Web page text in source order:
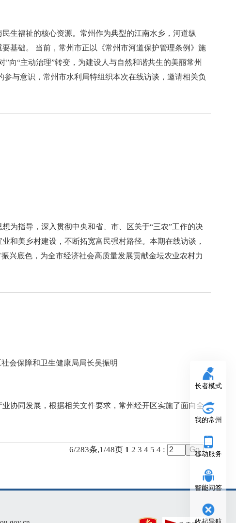
生福祉的核心资源。常州作为典型的江南水乡，河道纵
基础。 当前，常州市正以《常州市河道保护管理条例》施
向“主动治理”转变，为建设人与自然和谐共生的美丽常州
与意识，常州市水利局特组织本次在线访谈，邀请相关负
为指导，深入贯彻中央和省、市、区关于“三农”工作的决
和美乡村建设，不断拓宽富民强村路径。本期在线访谈，
兴底色，为全市经济社会高质量发展贡献金坛农业农村力
会保障和卫生健康局局长吴振明
协同发展，根据相关文件要求，常州经开区实施了面向全
6/283条,1/48页 1 2 3 4 5 4 :
长者模式
我的常州
移动服务
智能问答